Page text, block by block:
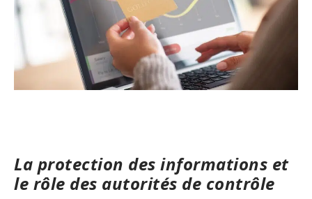
La protection des informations et
le rôle des autorités de contrôle